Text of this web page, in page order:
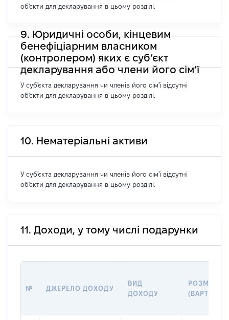
об'єкти для декларування в цьому розділі.
9. Юридичні особи, кінцевим
бенефіціарним власником
(контролером) яких є суб’єкт
декларування або члени його сім’ї
У суб'єкта декларування чи членів його сім'ї відсутні
об'єкти для декларування в цьому розділі.
10. Нематеріальні активи
У суб'єкта декларування чи членів його сім'ї відсутні
об'єкти для декларування в цьому розділі.
11. Доходи, у тому числі подарунки
№ ДЖЕРЕЛО ДОХОДУ
ВИД
ДОХОДУ
РОЗМІР
(ВАРТІСТЬ)